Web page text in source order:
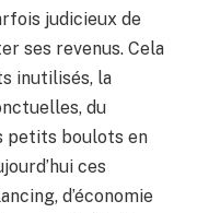
judicieux de
ses revenus. Cela
inutilisés, la
du
petits boulots en
ces
d’économie